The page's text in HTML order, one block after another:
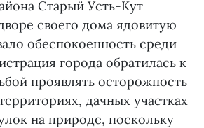
Старый Усть-Кут
своего дома ядовитую
обеспокоенность среди
города обратилась к
проявлять осторожность
дачных участках
на природе, поскольку